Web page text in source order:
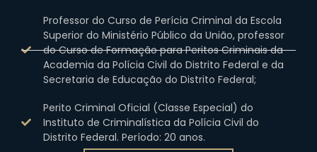
Professor do Curso de Perícia Criminal da Escola
Superior do Ministério Público da União, professor
do Curso de Formação para Peritos Criminais da
Academia da Polícia Civil do Distrito Federal e da
Secretaria de Educação do Distrito Federal;
Perito Criminal Oficial (Classe Especial) do
Instituto de Criminalística da Polícia Civil do
Distrito Federal. Período: 20 anos.